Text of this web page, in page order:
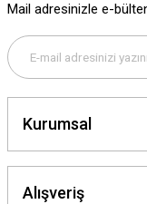
Mail adresinizle e-
Kurumsal
Alışveriş